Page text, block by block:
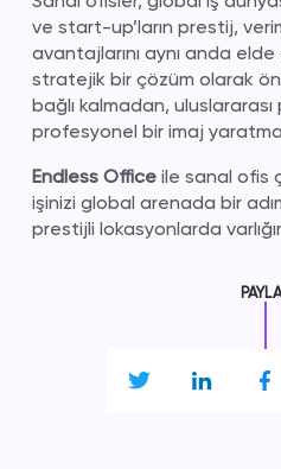
ve start-up’ların prestij,
avantajlarını aynı anda
stratejik bir çözüm olarak
bağlı kalmadan,
profesyonel bir imaj
Endless Officeile sanal ofis
işinizi global arenada bir
prestijli lokasyonlarda